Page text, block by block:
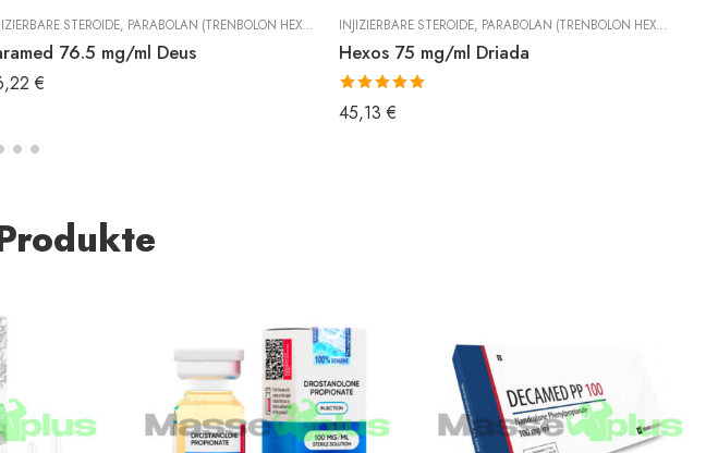
,TRENBOLON
STEROIDE, PARABOLAN (TRENBOLON HEXAHYDROBENZYLCARBONAT) ,TRENBOLON
76.5 mg/ml Deus
€
INJIZIERBARE STEROIDE, PARABOLAN (TRENBOLON HEXAHYDROBENZYLCARBONAT)
Hexos 75 mg/ml Driada
Bewertet mit
5.00von 5
45,13 €